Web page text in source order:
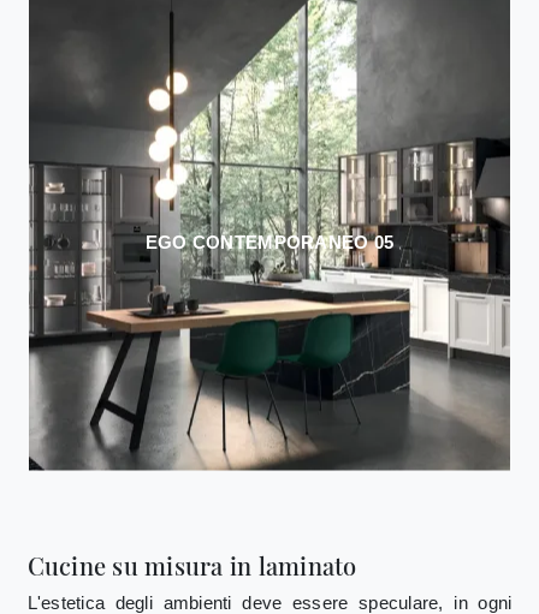
EGO CONTEMPORANEO 05
Cucine su misura in laminato
L'estetica degli ambienti deve essere speculare, in ogni